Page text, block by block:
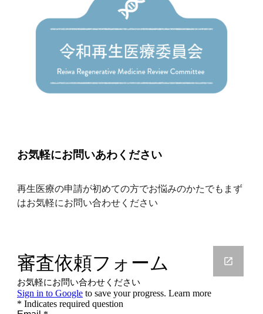
お気軽にお問いあわください
再生医療の申請が初めての方でお悩みのかたでもまず
はお気軽にお問い合わせください